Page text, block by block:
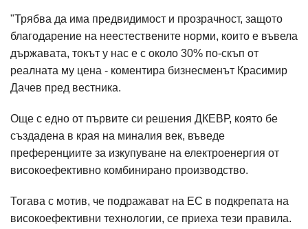
"Трябва да има предвидимост и прозрачност, защото
благодарение на неестествените норми, които е въвела
държавата, токът у нас е с около 30% по-скъп от
реалната му цена - коментира бизнесменът Красимир
Дачев пред вестника.
Още с едно от първите си решения ДКЕВР, която бе
създадена в края на миналия век, въведе
преференциите за изкупуване на електроенергия от
високоефективно комбинирано производство.
Тогава с мотив, че подражават на ЕС в подкрепата на
високоефективни технологии, се приеха тези правила.